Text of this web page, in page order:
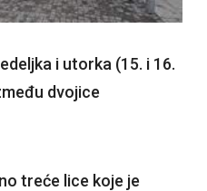
i utorka (15. i 16.
dvojice
treće lice koje je